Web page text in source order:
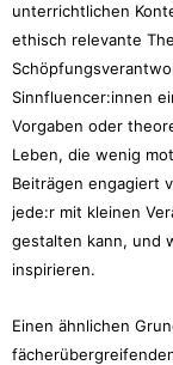
unterrichtlichen
ethisch relevante
Sinnfluencer:innen
Vorgaben oder
Leben, die wenig
Beiträgen engagiert
jede:r mit kleinen
gestalten kann, und
inspirieren.
Einen ähnlichen